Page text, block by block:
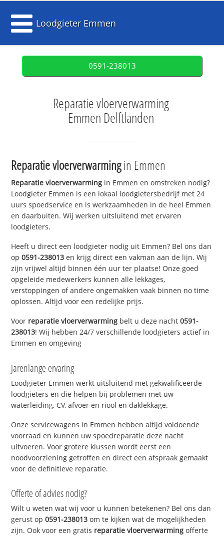
Loodgieter Emmen
0591-238013
Reparatie vloerverwarming
Emmen Delftlanden
Reparatie vloerverwarmingin Emmen
Reparatie vloerverwarming in Emmen en omstreken nodig?
Loodgieter Emmen is een lokaal loodgietersbedrijf met 24
uurs spoedservice en is werkzaamheden in de heel Emmen
en daarbuiten. Wij werken uitsluitend met ervaren
loodgieters.
Heeft u direct een loodgieter nodig uit Emmen? Bel ons dan
op0591-238013 en krijg direct een vakman aan de lijn. Wij
zijn vrijwel altijd binnen één uur ter plaatse! Onze goed
opgeleide medewerkers kunnen alle lekkages,
verstoppingen of andere ongemakken vaak binnen no time
oplossen. Altijd voor een redelijke prijs.
Voor reparatie vloerverwarming belt u deze nacht0591-
238013! Wij hebben 24/7 verschillende loodgieters actief in
Emmen en omgeving
Jarenlange ervaring
Loodgieter Emmen werkt uitsluitend met gekwalificeerde
loodgieters en die helpen bij problemen met uw
waterleiding, CV, afvoer en riool en daklekkage.
Onze servicewagens in Emmen hebben altijd voldoende
voorraad en kunnen uw spoedreparatie deze nacht
uitvoeren. Voor grotere klussen wordt eerst een
noodvoorziening getroffen en direct een afspraak gemaakt
voor de definitieve reparatie.
Offerte of advies nodig?
Wilt u weten wat wij voor u kunnen betekenen? Bel ons dan
gerust op0591-238013 om te kijken wat de mogelijkheden
zijn. Ook voor een gratis reparatie vloerverwarming offerte